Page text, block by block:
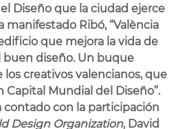
Diseño que la ciudad ejerce
manifestado Ribó, “València
que mejora la vida de
buen diseño. Un buque
creativos valencianos, que
Mundial del Diseño”.
contado con la participación
Design Organization, David